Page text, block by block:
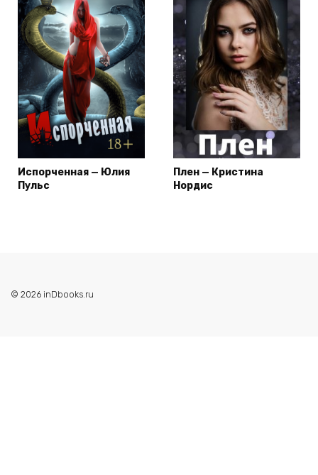
Испорченная — Юлия
Пульс
Плен — Кристина
Нордис
© 2026 inDbooks.ru